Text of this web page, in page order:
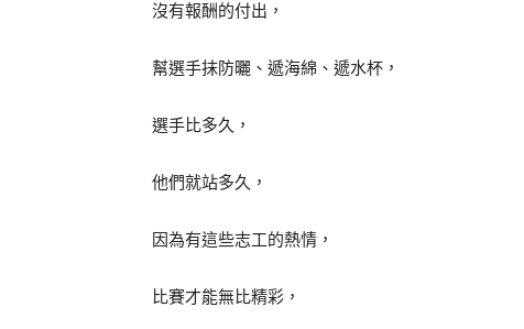
沒有報酬的付出，
幫選手抹防曬、遞海綿、遞水杯，
選手比多久，
他們就站多久，
因為有這些志工的熱情，
比賽才能無比精彩，